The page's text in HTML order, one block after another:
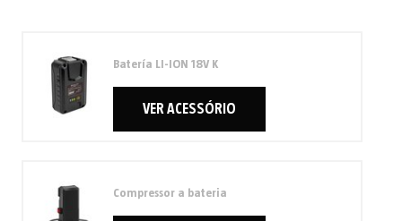
Batería LI-ION 18V K
VER ACESSÓRIO
Compressor a bateria